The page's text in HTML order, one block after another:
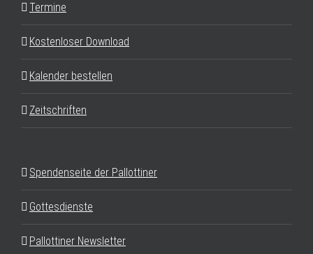
Termine
Kostenloser Download
Kalender bestellen
Zeitschriften
Spendenseite der Pallottiner
Gottesdienste
Pallottiner Newsletter